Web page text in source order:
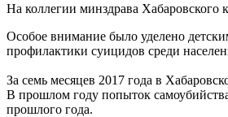
На коллегии минздрава
Особое внимание было уделено
профилактики суицидов среди
За семь месяцев 2017 года в
В прошлом году попыток
прошлого года.